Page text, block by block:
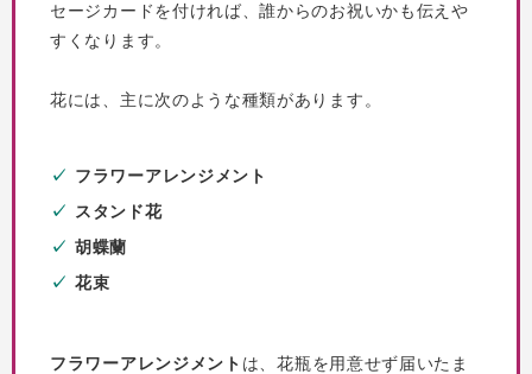
セージカードを付ければ、誰からのお祝いかも伝えや
すくなります。
花には、主に次のような種類があります。
フラワーアレンジメント
スタンド花
胡蝶蘭
花束
フラワーアレンジメント は、花瓶を用意せず届いたま